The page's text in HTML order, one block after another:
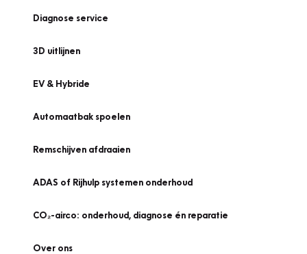
Diagnose service
3D uitlijnen
EV & Hybride
Automaatbak spoelen
Remschijven afdraaien
ADAS of Rijhulp systemen onderhoud
CO₂-airco: onderhoud, diagnose én reparatie
Over ons